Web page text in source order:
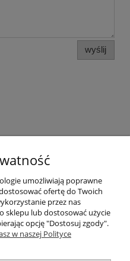
wyślij
z nasząpolityką
ogólne
umożliwiają poprawne
ofertę do Twoich
przez nas
sklepu lub dostosować użycie
opcję "Dostosuj zgody".
w naszej Polityce